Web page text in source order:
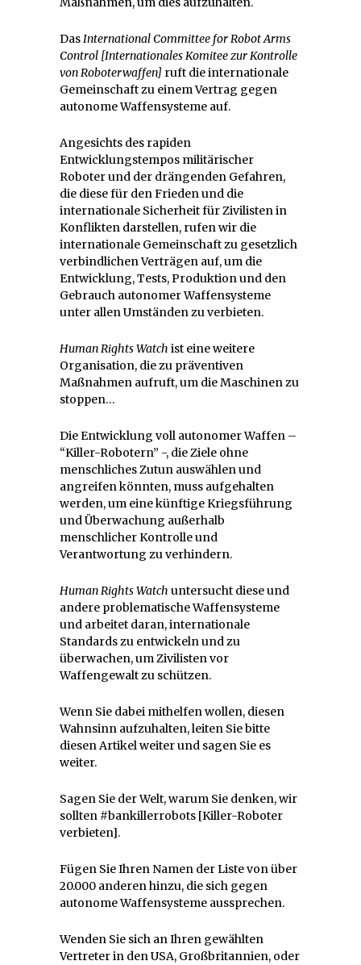
DasInternational Committee for Robot Arms
Control [Internationales Komitee zur Kontrolle
von Roboterwaffen] ruft die internationale
Gemeinschaft zu einem Vertrag gegen
autonome Waffensysteme auf.
Angesichts des rapiden
Entwicklungstempos militärischer
Roboter und der drängenden Gefahren,
die diese für den Frieden und die
internationale Sicherheit für Zivilisten in
Konflikten darstellen, rufen wir die
internationale Gemeinschaft zu gesetzlich
verbindlichen Verträgen auf, um die
Entwicklung, Tests, Produktion und den
Gebrauch autonomer Waffensysteme
unter allen Umständen zu verbieten.
Human Rights Watch ist eine weitere
Organisation, die zu präventiven
Maßnahmen aufruft, um die Maschinen zu
stoppen…
Die Entwicklung voll autonomer Waffen –
“Killer-Robotern” -, die Ziele ohne
menschliches Zutun auswählen und
angreifen könnten, muss aufgehalten
werden, um eine künftige Kriegsführung
und Überwachung außerhalb
menschlicher Kontrolle und
Verantwortung zu verhindern.
Human Rights Watch untersucht diese und
andere problematische Waffensysteme
und arbeitet daran, internationale
Standards zu entwickeln und zu
überwachen, um Zivilisten vor
Waffengewalt zu schützen.
Wenn Sie dabei mithelfen wollen, diesen
Wahnsinn aufzuhalten, leiten Sie bitte
diesen Artikel weiter und sagen Sie es
weiter.
Sagen Sie der Welt, warum Sie denken, wir
sollten #bankillerrobots [Killer-Roboter
verbieten].
Fügen Sie Ihren Namen der Liste von über
20.000 anderen hinzu, die sich gegen
autonome Waffensysteme aussprechen.
Wenden Sie sich an Ihren gewählten
Vertreter in den USA, Großbritannien, oder